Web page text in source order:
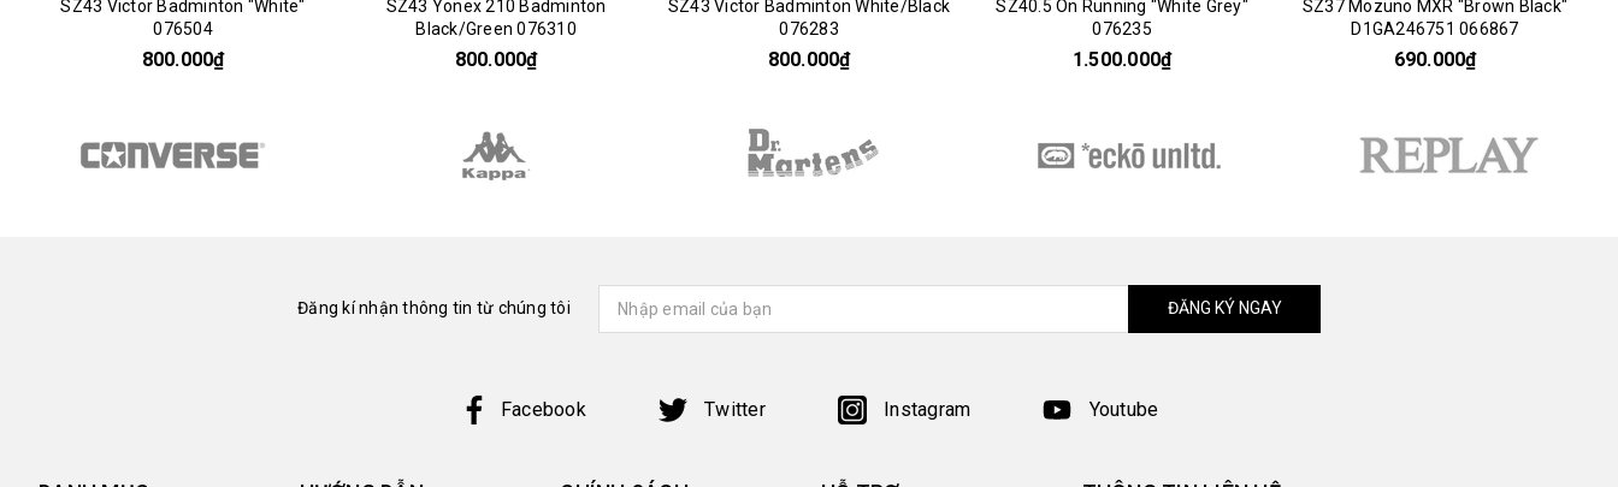
SZ43 Victor Badminton "White"
076504
800.000₫
SZ43 Yonex 210 Badminton
Black/Green 076310
800.000₫
SZ43 Victor Badminton White/Black
076283
800.000₫
SZ40.5 On Running "White Grey"
076235
1.500.000₫
SZ37 Mozuno MXR "Brown Black"
D1GA246751 066867
690.000₫
Đăng kí nhận thông tin từ chúng tôi ĐĂNG KÝ NGAY
Facebook Twitter Instagram Youtube